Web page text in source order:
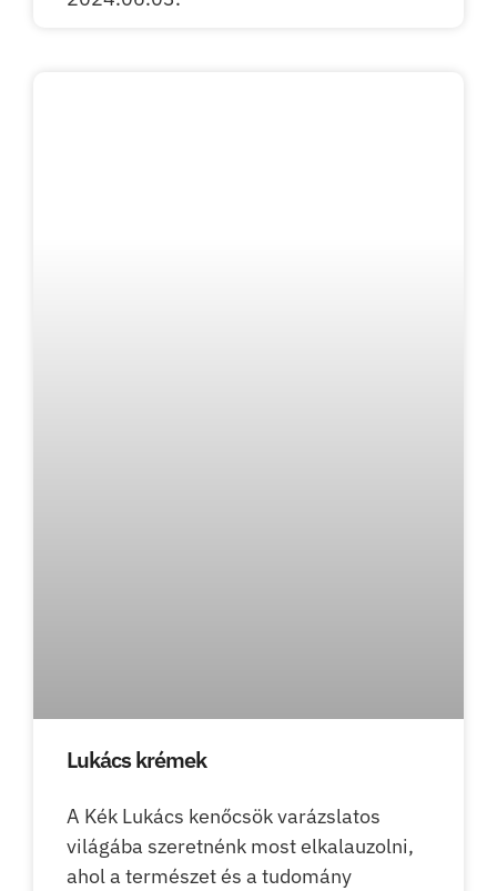
Lukács krémek
A Kék Lukács kenőcsök varázslatos
világába szeretnénk most elkalauzolni,
ahol a természet és a tudomány